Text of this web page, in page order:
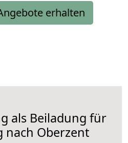
erhalten
als Beiladung für
nach Oberzent